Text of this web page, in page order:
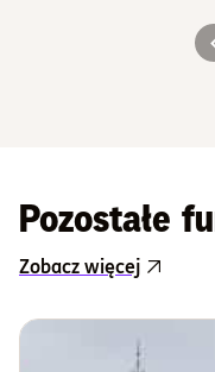
Pozostałe
Zobacz więcej